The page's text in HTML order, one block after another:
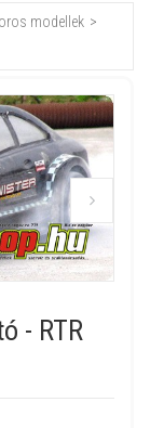
modellek
- RTR